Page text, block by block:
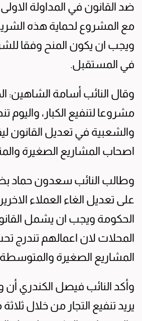
ضد القانون في المداولة
مع المشروع لحماية هذه
ويجب ان يكون المنح وفقا
في المستقبل.
وقال النائب أسامة الشاهين:
مشروعا لتنفيع الكبار، واليوم
والشعبية في تعديل القانون
اصحاب المشاريع الصغيرة
وطالب النائب سعدون حماد
على تعديل الغاء العملاء
الحكومة ويجب ان يشمل
المحلات لان اعمالهم تندرج
المشاريع الصغيرة
وأكد النائب فيصل الكندري أن
يريد تنفيع التجار من خلال ثلاثة